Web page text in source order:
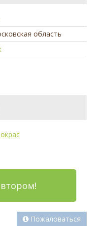
область
Пожаловаться